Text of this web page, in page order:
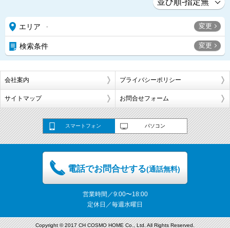
エリア - 変更
検索条件 変更
会社案内 プライバシーポリシー
サイトマップ お問合せフォーム
スマートフォン パソコン
電話でお問合せする(通話無料)
営業時間／9:00〜18:00
定休日／毎週水曜日
Copyright © 2017 CH COSMO HOME Co., Ltd. All Rights Reserved.